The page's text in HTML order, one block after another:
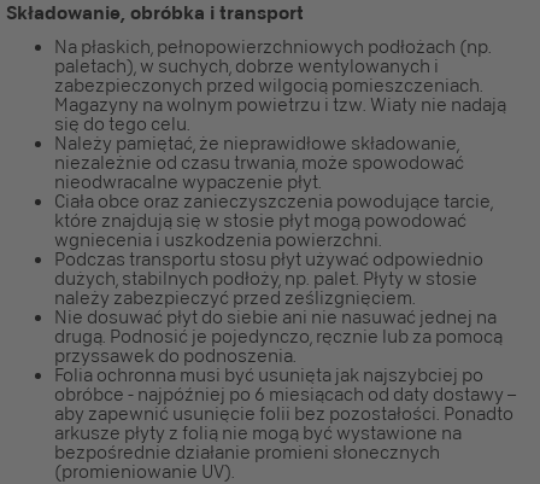
Składowanie, obróbka i transport
Na płaskich, pełnopowierzchniowych podłożach (np.
paletach), w suchych, dobrze wentylowanych i
zabezpieczonych przed wilgocią pomieszczeniach.
Magazyny na wolnym powietrzu i tzw. Wiaty nie nadają
się do tego celu.
Należy pamiętać, że nieprawidłowe składowanie,
niezależnie od czasu trwania, może spowodować
nieodwracalne wypaczenie płyt.
Ciała obce oraz zanieczyszczenia powodujące tarcie,
które znajdują się w stosie płyt mogą powodować
wgniecenia i uszkodzenia powierzchni.
Podczas transportu stosu płyt używać odpowiednio
dużych, stabilnych podłoży, np. palet. Płyty w stosie
należy zabezpieczyć przed ześlizgnięciem.
Nie dosuwać płyt do siebie ani nie nasuwać jednej na
drugą. Podnosić je pojedynczo, ręcznie lub za pomocą
przyssawek do podnoszenia.
Folia ochronna musi być usunięta jak najszybciej po
obróbce - najpóźniej po 6 miesiącach od daty dostawy –
aby zapewnić usunięcie folii bez pozostałości. Ponadto
arkusze płyty z folią nie mogą być wystawione na
bezpośrednie działanie promieni słonecznych
(promieniowanie UV).